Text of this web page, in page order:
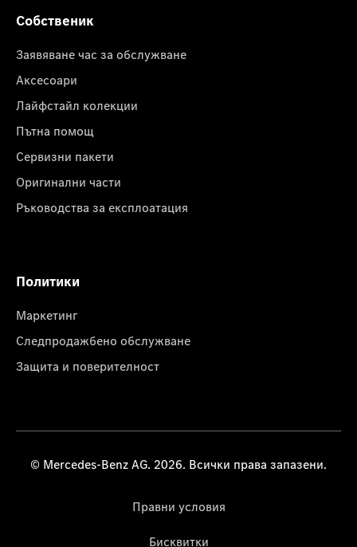
Собственик
Заявяване час за обслужване
Аксесоари
Лайфстайл колекции
Пътна помощ
Сервизни пакети
Оригинални части
Ръководства за експлоатация
Политики
Маркетинг
Следпродажбено обслужване
Защита и поверителност
© Mercedes-Benz AG. 2026. Всички права запазени.
Правни условия
Бисквитки